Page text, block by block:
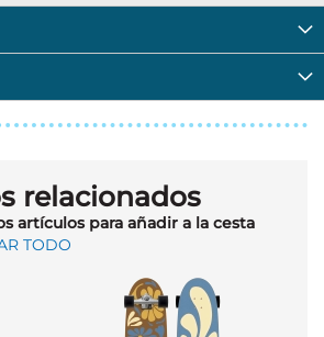
relacionados
artículos para añadir a la cesta
TODO